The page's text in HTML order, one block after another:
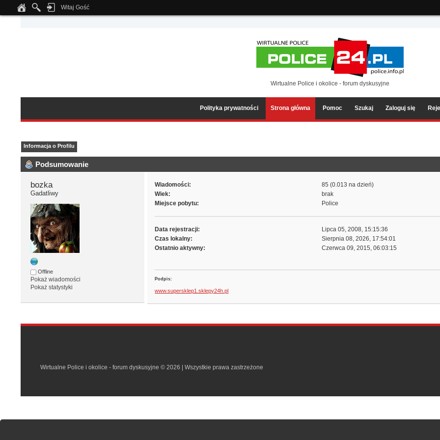
Notice: Undefined index: tapatalk_body_hook in
Witaj Gość
Wirtualne Police i okolice - forum dyskusyjne
Polityka prywatności Strona główna Pomoc Szukaj Zaloguj się
Informacja o Profilu
Podsumowanie
bozka
Gadatliwy
Offline
Pokaż wiadomości
Pokaż statystyki
Wiadomości:
85 (0.013 na dzień)
Wiek:
brak
Miejsce pobytu:
Police
Data rejestracji:
Lipca 05, 2008, 15:15:36
Czas lokalny:
Sierpnia 08, 2026, 17:54:01
Ostatnio aktywny:
Czerwca 09, 2015, 06:03:15
Podpis:
www.supersklep1.sklepy24h.pl
Wirtualne Police i okolice - forum dyskusyjne © 2026 | Wszystkie prawa zastrzeżone